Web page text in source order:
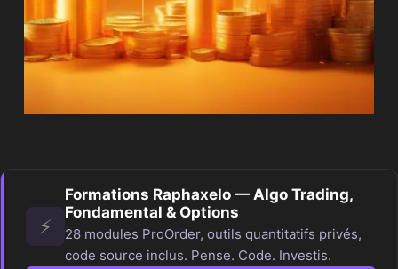
⚡
Formations Raphaxelo — Algo Trading,
Fondamental & Options
28 modules ProOrder, outils quantitatifs privés,
code source inclus. Pense. Code. Investis.